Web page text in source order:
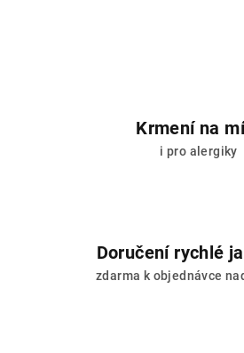
Krmení na
i pro alergiky
Doručení rychlé
zdarma k objednávce